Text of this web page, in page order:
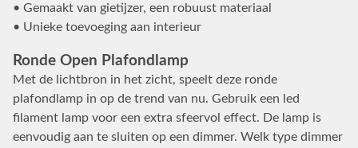
• Gemaakt van gietijzer, een robuust materiaal
• Unieke toevoeging aan interieur
Ronde Open Plafondlamp
Met de lichtbron in het zicht, speelt deze ronde
plafondlamp in op de trend van nu. Gebruik een led
filament lamp voor een extra sfeervol effect. De lamp is
eenvoudig aan te sluiten op een dimmer. Welk type dimmer